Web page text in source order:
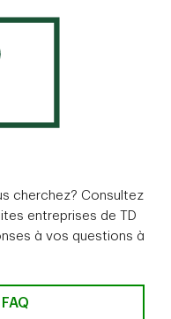
cherchez? Consultez
entreprises de TD
à vos questions à